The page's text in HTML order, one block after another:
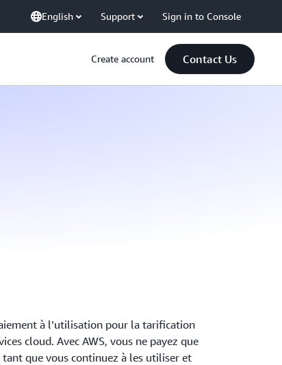
English Support Sign in to Console
Create account Contact Us
à l’utilisation pour la tarification
cloud. Avec AWS, vous ne payez que
que vous continuez à les utiliser et